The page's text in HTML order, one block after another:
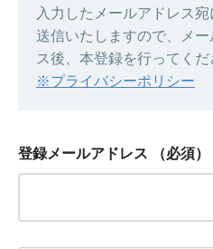
入力したメールアドレス
送信いたしますので、メ
ス後、本登録を行ってくだ
※プライバシーポリシー
登録メールアドレス （必須）